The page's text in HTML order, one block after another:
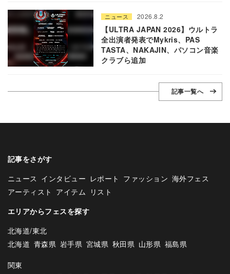
ニュース 2026.8.2
【ULTRA JAPAN 2026】ウルトラ
全出演者発表でMykris、PAS
TASTA、NAKAJIN、パソコン音楽
クラブら追加
記事一覧へ
記事をさがす
ニュース インタビュー レポート ファッション 海外フェス
アーティスト アイテム
リスト
エリアからフェスを探す
北海道/東北
北海道 青森県 岩手県 宮城県 秋田県 山形県 福島県
関東